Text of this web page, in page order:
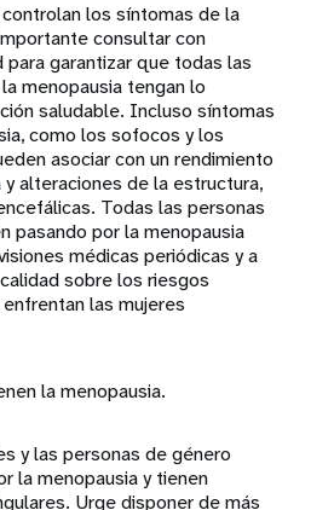
los síntomas de la
consultar con
garantizar que todas las
menopausia tengan lo
saludable. Incluso síntomas
como los sofocos y los
asociar con un rendimiento
alteraciones de la estructura,
Todas las personas
pasando por la menopausia
médicas periódicas y a
sobre los riesgos
las mujeres
la menopausia.
y las personas de género
la menopausia y tienen
Urge disponer de más